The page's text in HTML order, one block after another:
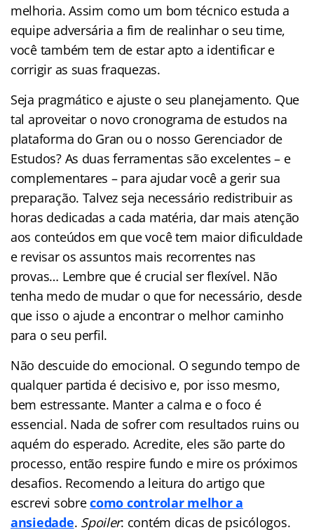
melhoria. Assim como um bom técnico estuda a
equipe adversária a fim de realinhar o seu time,
você também tem de estar apto a identificar e
corrigir as suas fraquezas.
Seja pragmático e ajuste o seu planejamento. Que
tal aproveitar o novo cronograma de estudos na
plataforma do Gran ou o nosso Gerenciador de
Estudos? As duas ferramentas são excelentes – e
complementares – para ajudar você a gerir sua
preparação. Talvez seja necessário redistribuir as
horas dedicadas a cada matéria, dar mais atenção
aos conteúdos em que você tem maior dificuldade
e revisar os assuntos mais recorrentes nas
provas… Lembre que é crucial ser flexível. Não
tenha medo de mudar o que for necessário, desde
que isso o ajude a encontrar o melhor caminho
para o seu perfil.
Não descuide do emocional. O segundo tempo de
qualquer partida é decisivo e, por isso mesmo,
bem estressante. Manter a calma e o foco é
essencial. Nada de sofrer com resultados ruins ou
aquém do esperado. Acredite, eles são parte do
processo, então respire fundo e mire os próximos
desafios. Recomendo a leitura do artigo que
escrevi sobrecomo controlar melhor a
ansiedade. Spoiler: contém dicas de psicólogos.